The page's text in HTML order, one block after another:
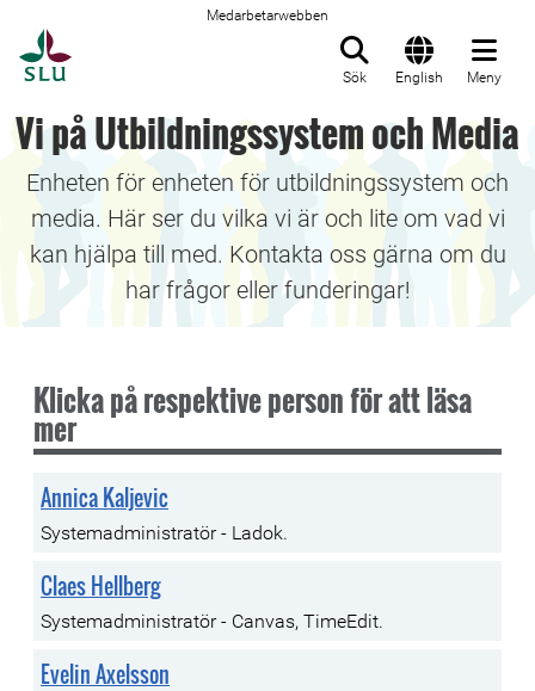
Medarbetarwebben
Sök English Meny
Vi på Utbildningssystem och Media
Enheten för enheten för utbildningssystem och
media. Här ser du vilka vi är och lite om vad vi
kan hjälpa till med. Kontakta oss gärna om du
har frågor eller funderingar!
Klicka på respektive person för att läsa
mer
Annica Kaljevic
Systemadministratör - Ladok.
Claes Hellberg
Systemadministratör - Canvas, TimeEdit.
Evelin Axelsson